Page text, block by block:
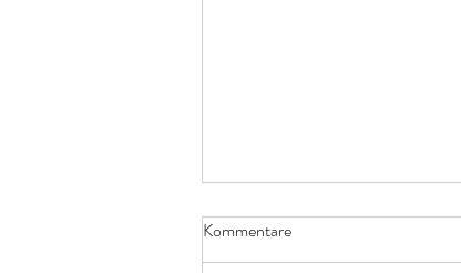
Kommentare